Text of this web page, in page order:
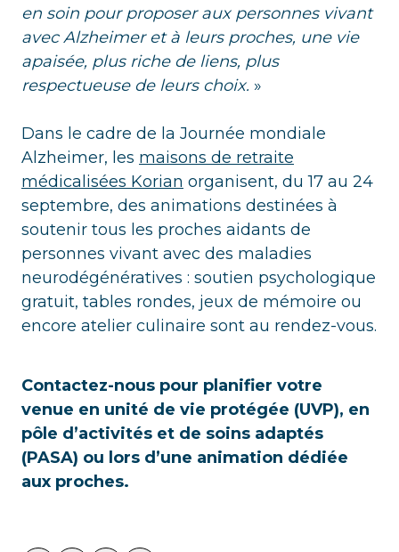
en soin pour proposer aux personnes vivant
avec Alzheimer et à leurs proches, une vie
apaisée, plus riche de liens, plus
respectueuse de leurs choix. »
Dans le cadre de la Journée mondiale
Alzheimer, les maisons de retraite
médicalisées Korian organisent, du 17 au 24
septembre, des animations destinées à
soutenir tous les proches aidants de
personnes vivant avec des maladies
neurodégénératives : soutien psychologique
gratuit, tables rondes, jeux de mémoire ou
encore atelier culinaire sont au rendez-vous.
Contactez-nous pour planifier votre
venue en unité de vie protégée (UVP), en
pôle d’activités et de soins adaptés
(PASA) ou lors d’une animation dédiée
aux proches.